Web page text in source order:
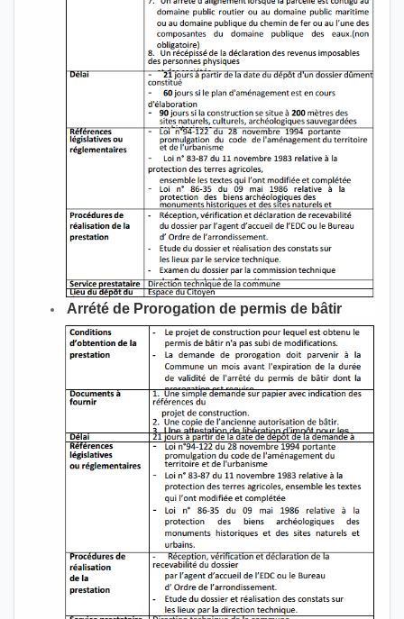
Arrété de Prorogation de permis de bâtir